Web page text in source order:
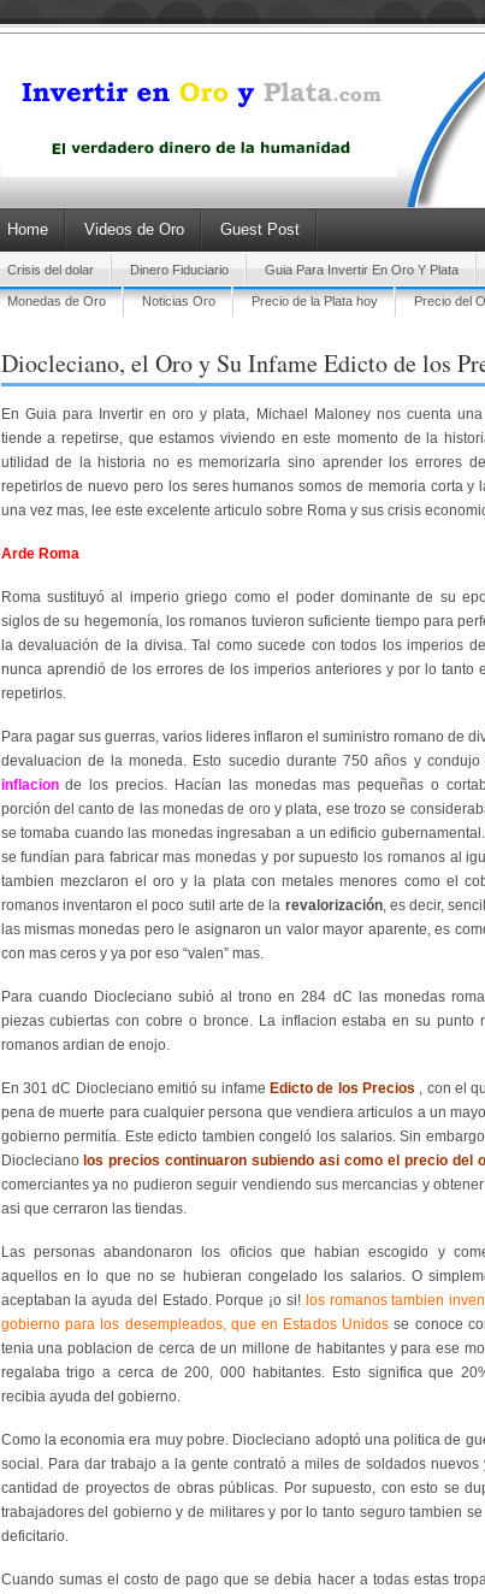
Home Videos de Oro Guest Post
Crisis del dolar Dinero Fiduciario Guia Para Invertir En Oro Y Plata
Monedas de Oro Noticias Oro Precio de la Plata hoy Precio del
Diocleciano, el Oro y Su Infame Edicto de los
En Guia para Invertir en oro y plata, Michael Maloney nos cuenta
tiende a repetirse, que estamos viviendo en este momento de la
utilidad de la historia no es memorizarla sino aprender los errores
repetirlos de nuevo pero los seres humanos somos de memoria corta y
una vez mas, lee este excelente articulo sobre Roma y sus crisis
Arde Roma
Roma sustituyó al imperio griego como el poder dominante de su
siglos de su hegemonía, los romanos tuvieron suficiente tiempo para
la devaluación de la divisa. Tal como sucede con todos los imperios
nunca aprendió de los errores de los imperios anteriores y por lo tanto
repetirlos.
Para pagar sus guerras, varios lideres inflaron el suministro romano de
devaluacion de la moneda. Esto sucedio durante 750 años y
inflacion de los precios. Hacían las monedas mas pequeñas o
porción del canto de las monedas de oro y plata, ese trozo se
se tomaba cuando las monedas ingresaban a un edificio
se fundían para fabricar mas monedas y por supuesto los romanos al
tambien mezclaron el oro y la plata con metales menores como el
romanos inventaron el poco sutil arte de la revalorización, es decir,
las mismas monedas pero le asignaron un valor mayor aparente, es
con mas ceros y ya por eso “valen” mas.
Para cuando Diocleciano subió al trono en 284 dC las monedas
piezas cubiertas con cobre o bronce. La inflacion estaba en su punto
romanos ardian de enojo.
En 301 dC Diocleciano emitió su infame Edicto de los Precios , con el
pena de muerte para cualquier persona que vendiera articulos a un
gobierno permitía. Este edicto tambien congeló los salarios. Sin
Diocleciano los precios continuaron subiendo asi como el precio del
comerciantes ya no pudieron seguir vendiendo sus mercancias y
asi que cerraron las tiendas.
Las personas abandonaron los oficios que habian escogido y
aquellos en lo que no se hubieran congelado los salarios. O
aceptaban la ayuda del Estado. Porque ¡o si! los romanos tambien
gobierno para los desempleados, que en Estados Unidosse conoce
tenia una poblacion de cerca de un millone de habitantes y para ese
regalaba trigo a cerca de 200, 000 habitantes. Esto significa que
recibia ayuda del gobierno.
Como la economia era muy pobre. Diocleciano adoptó una politica de
social. Para dar trabajo a la gente contrató a miles de soldados nuevos
cantidad de proyectos de obras públicas. Por supuesto, con esto se
trabajadores del gobierno y de militares y por lo tanto seguro tambien
deficitario.
Cuando sumas el costo de pago que se debia hacer a todas estas